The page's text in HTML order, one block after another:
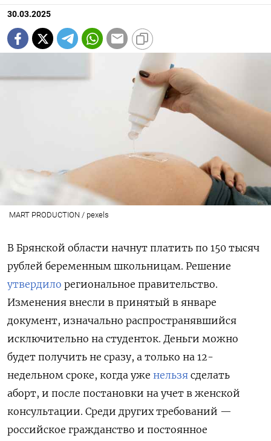
30.03.2025
MART PRODUCTION / pexels
В Брянской области начнут платить по 150 тысяч
рублей беременным школьницам. Решение
утвердило региональное правительство.
Изменения внесли в принятый в январе
документ, изначально распространявшийся
исключительно на студенток. Деньги можно
будет получить не сразу, а только на 12-
недельном сроке, когда уже нельзя сделать
аборт, и после постановки на учет в женской
консультации. Среди других требований —
российское гражданство и постоянное